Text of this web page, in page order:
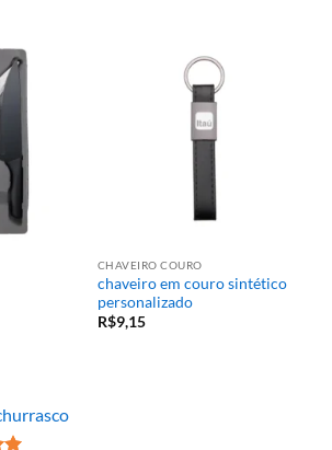
CHAVEIRO COURO
chaveiro em couro sintético
personalizado
R$9,15